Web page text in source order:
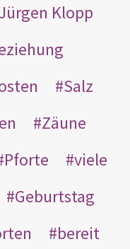
Klopp
Salz
Zäune
Pforte
viele
Geburtstag
bereit